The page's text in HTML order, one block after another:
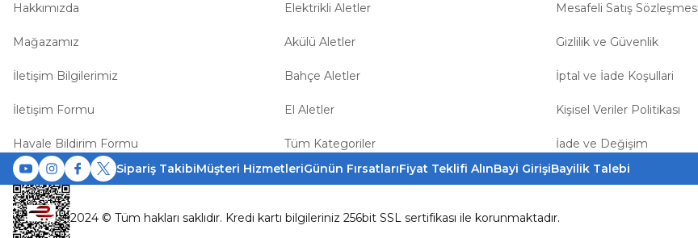
Hakkımızda
Mağazamız
İletişim Bilgilerimiz
İletişim Formu
Havale Bildirim Formu
Elektrikli Aletler
Akülü Aletler
Bahçe Aletler
El Aletler
Tüm Kategoriler
Mesafeli Satış Sözleşmesi
Gizlilik ve Güvenlik
İptal ve İade Koşullari
Kişisel Veriler Politikası
İade ve Değişim
Sipariş TakibiMüşteri HizmetleriGünün FırsatlarıFiyat Teklifi AlınBayi GirişiBayilik Talebi
2024 © Tüm hakları saklıdır. Kredi kartı bilgileriniz 256bit SSL sertifikası ile korunmaktadır.